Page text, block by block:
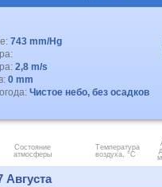
743 mm/Hg
2,8 m/s
0 mm
Чистое небо, без осадков
Состояние
атмосферы
Температура
воздуха, °C
Августа